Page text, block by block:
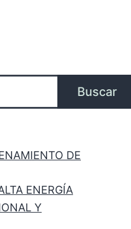
Buscar
DE
ENERGÍA
Y